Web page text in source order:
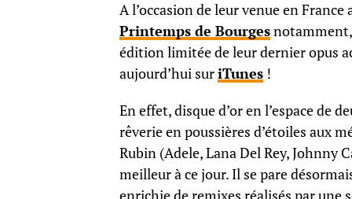
A l’occasion de leur venue en
Printemps de Bourgesnotamment,
édition limitée de leur dernier opus
aujourd’hui suriTunes !
En effet, disque d’or en l’espace de
rêverie en poussières d’étoiles aux
Rubin (Adele, Lana Del Rey, Johnny
meilleur à ce jour. Il se pare